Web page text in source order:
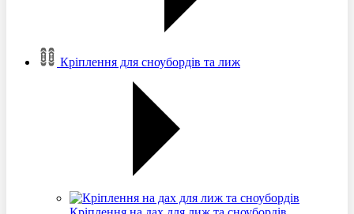
Кріплення для сноубордів та лиж